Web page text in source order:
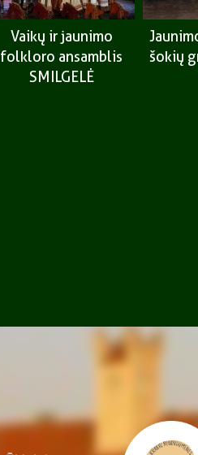
Vaikų ir jaunimo
folkloro ansamblis
SMILGELĖ
šokių